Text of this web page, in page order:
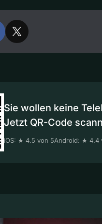
Sie wollen keine
Jetzt QR-Code
iOS: ★ 4.5 von 5Android: ★ 4.4